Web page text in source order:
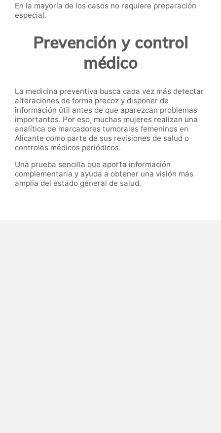
En la mayoría de los casos no requiere preparación
especial.
Prevención y control
médico
La medicina preventiva busca cada vez más detectar
alteraciones de forma precoz y disponer de
información útil antes de que aparezcan problemas
importantes. Por eso, muchas mujeres realizan una
analítica de marcadores tumorales femeninos en
Alicante como parte de sus revisiones de salud o
controles médicos periódicos.
Una prueba sencilla que aporta información
complementaria y ayuda a obtener una visión más
amplia del estado general de salud.